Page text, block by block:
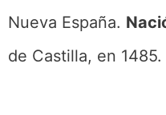
Nueva España.
de Castilla, en 1485.